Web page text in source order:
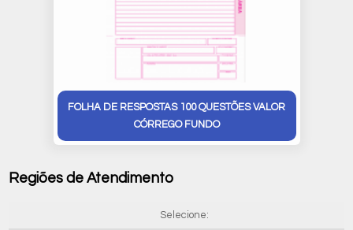
FOLHA DE RESPOSTAS 100 QUESTÕES VALOR
CÓRREGO FUNDO
Regiões de Atendimento
Selecione: